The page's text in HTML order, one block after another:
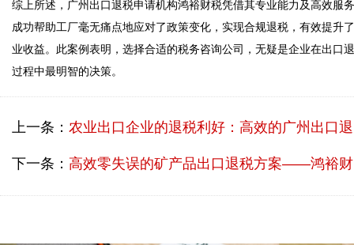
综上所述，广州出口退税申请机构鸿裕财税凭借其专业能力及高效服
成功帮助工厂毫无痛点地应对了政策变化，实现合规退税，有效提升
业收益。此案例表明，选择合适的税务咨询公司，无疑是企业在出口
过程中最明智的决策。
上一条： 农业出口企业的退税利好：高效的广州出口退税机构助你一臂之力
下一条： 高效零失误的矿产品出口退税方案——鸿裕财税助力您的企业腾飞